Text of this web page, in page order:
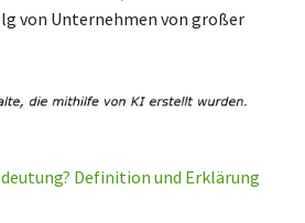
von Unternehmen von großer
Definition und Erklärung